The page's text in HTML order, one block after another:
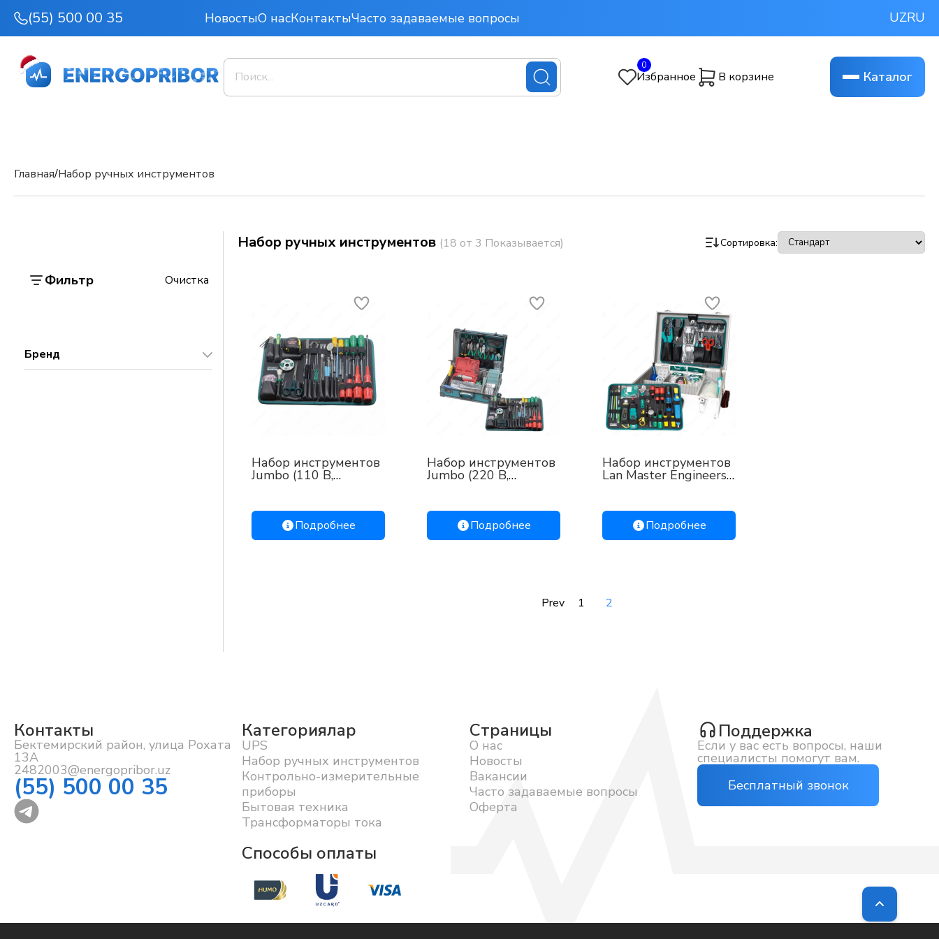
(55) 500 00 35 НовостыО насКонтактыЧасто задаваемые вопросы UZRU
Избранное
0
В корзине Каталог
Главная/Набор ручных инструментов
Фильтр Очистка
Бренд
Набор ручных инструментов (18 от 3 Показывается) Сортировка:
Набор инструментов
Jumbo (110 В,
Подробнее
Набор инструментов
Jumbo (220 В,
Подробнее
Набор инструментов
Lan Master Engineers
Подробнее
Prev 1 2
Контакты
Бектемирский район, улица Рохата
13А
2482003@energopribor.uz
(55) 500 00 35
Категориялар
UPS
Набор ручных инструментов
Контрольно-измерительные
приборы
Бытовая техника
Трансформаторы тока
Страницы
О нас
Новосты
Вакансии
Часто задаваемые вопросы
Оферта
Поддержка
Если у вас есть вопросы, наши
специалисты помогут вам.
Бесплатный звонок
Способы оплаты